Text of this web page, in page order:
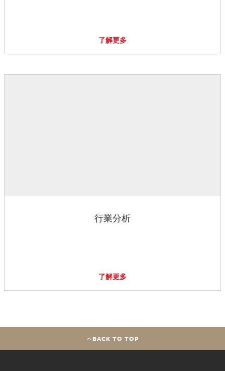
了解更多
行業分析
了解更多
BACK TO TOP